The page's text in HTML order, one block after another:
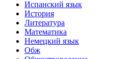
Испанский язык
История
Литература
Математика
Немецкий язык
Обж